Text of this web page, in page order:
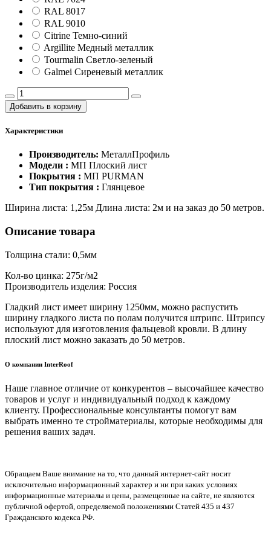
RAL 8017
RAL 9010
Citrine Темно-синий
Argillite Медный металлик
Tourmalin Светло-зеленый
Galmei Сиреневый металлик
Добавить в корзину
Характеристики
Производитель: МеталлПрофиль
Модели : МП Плоский лист
Покрытия : МП PURMAN
Тип покрытия : Глянцевое
Ширина листа: 1,25м Длина листа: 2м и на заказ до 50 метров.
Описание товара
Толщина стали: 0,5мм
Кол-во цинка: 275г/м2
Производитель изделия: Россия
Гладкий лист имеет ширину 1250мм, можно распустить
ширину гладкого листа по полам получится штрипс. Штрипсу
используют для изготовления фальцевой кровли. В длину
плоский лист можно заказать до 50 метров.
О компании InterRoof
Наше главное отличие от конкурентов – высочайшее качество
товаров и услуг и индивидуальный подход к каждому
клиенту. Профессиональные консультанты помогут вам
выбрать именно те стройматериалы, которые необходимы для
решения ваших задач.
Обращаем Ваше внимание на то, что данный интернет-сайт носит
исключительно информационный характер и ни при каких условиях
информационные материалы и цены, размещенные на сайте, не являются
публичной офертой, определяемой положениями Статей 435 и 437
Гражданского кодекса РФ.